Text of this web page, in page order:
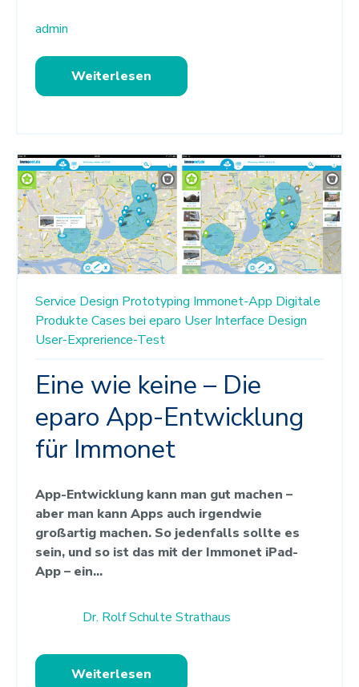
admin
Weiterlesen
Service Design Prototyping Immonet-App Digitale
Produkte Cases bei eparo User Interface Design
User-Exprerience-Test
Eine wie keine – Die
eparo App-Entwicklung
für Immonet
App-Entwicklung kann man gut machen –
aber man kann Apps auch irgendwie
großartig machen. So jedenfalls sollte es
sein, und so ist das mit der Immonet iPad-
App – ein...
Dr. Rolf Schulte Strathaus
Weiterlesen